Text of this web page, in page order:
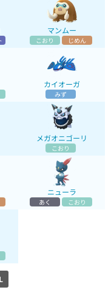
マンムー
こおり じめん
カイオーガ
みず
メガオニゴーリ
こおり
ニューラ
あく こおり